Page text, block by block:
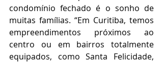
condomínio fechado é o sonho de
muitas famílias. “Em Curitiba, temos
empreendimentos próximos ao
centro ou em bairros totalmente
equipados, como Santa Felicidade,